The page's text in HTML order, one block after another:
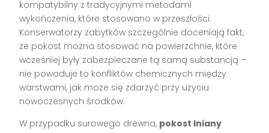
kompatybilny z tradycyjnymi metodami
wykończenia, które stosowano w przeszłości.
Konserwatorzy zabytków szczególnie doceniają fakt,
że pokost można stosować na powierzchnie, które
wcześniej były zabezpieczane tą samą substancją –
nie powoduje to konfliktów chemicznych między
warstwami, jak może się zdarzyć przy użyciu
nowoczesnych środków.
W przypadku surowego drewna, pokost lniany